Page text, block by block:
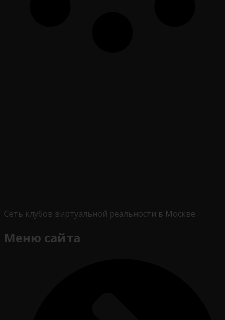
Сеть клубов виртуальной реальности в Москве
Меню сайта